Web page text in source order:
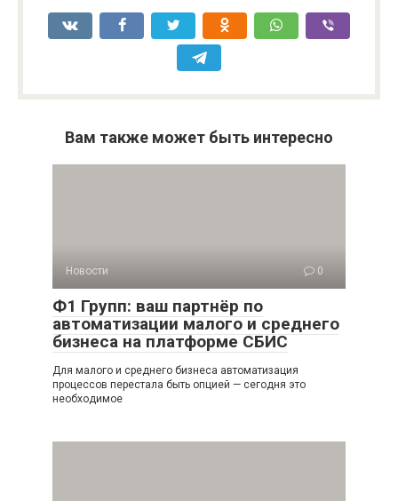
Вам также может быть интересно
Новости 0
Ф1 Групп: ваш партнёр по
автоматизации малого и среднего
бизнеса на платформе СБИС
Для малого и среднего бизнеса автоматизация
процессов перестала быть опцией — сегодня это
необходимое